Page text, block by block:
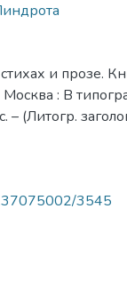
и прозе.
Москва : В
(Литогр.
3545